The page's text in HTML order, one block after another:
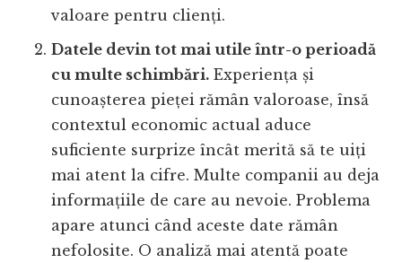
valoare pentru clienți.
Datele devin tot mai utile într-o perioadă
cu multe schimbări. Experiența și
cunoașterea pieței rămân valoroase, însă
contextul economic actual aduce
suficiente surprize încât merită să te uiți
mai atent la cifre. Multe companii au deja
informațiile de care au nevoie. Problema
apare atunci când aceste date rămân
nefolosite. O analiză mai atentă poate